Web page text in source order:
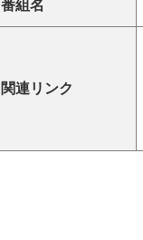
番組名
関連リンク